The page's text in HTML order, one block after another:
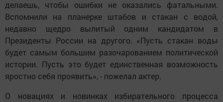
делаешь, чтобы ошибки не оказались фатальными.
Вспомнили на планерке штабов и стакан с водой,
недавно щедро вылитый одним кандидатом в
Президенты России на другого. «Пусть стакан воды
будет самым большим разочарованием политической
истории. Пусть это будет единственная возможность
яростно себя проявить», - пожелал актер.
О новациях и новинках избирательного процесса